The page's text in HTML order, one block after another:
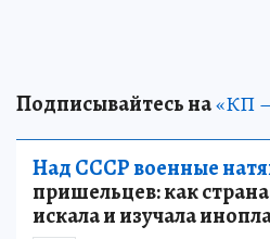
Подписывайтесь на«КП
Над СССР военные
пришельцев: как страна
искала и изучала